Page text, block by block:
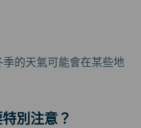
的天氣可能會在某些地
別注意？